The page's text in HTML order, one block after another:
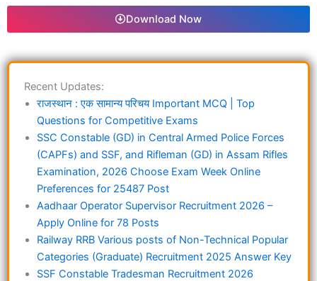
Download Now
Recent Updates:
राजस्थान : एक सामान्य परिचय Important MCQ | Top
Questions for Competitive Exams
SSC Constable (GD) in Central Armed Police Forces
(CAPFs) and SSF, and Rifleman (GD) in Assam Rifles
Examination, 2026 Choose Exam Week Online
Preferences for 25487 Post
Aadhaar Operator Supervisor Recruitment 2026 –
Apply Online for 78 Posts
Railway RRB Various posts of Non-Technical Popular
Categories (Graduate) Recruitment 2025 Answer Key
SSF Constable Tradesman Recruitment 2026